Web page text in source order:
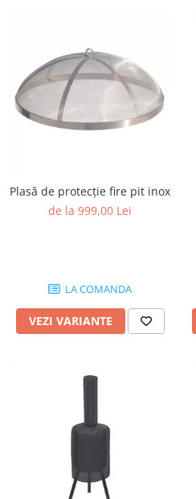
Plasă de protecție fire pit inox
de la 999,00 Lei
LA COMANDA
VEZI VARIANTE